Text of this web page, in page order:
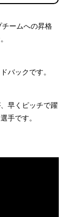
ームへの昇格
バックです。
早くピッチで躍
手です。